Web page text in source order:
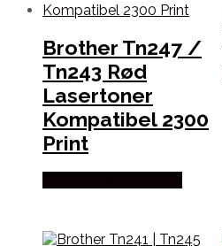
Brother Tn247 /
Tn243 Rød
Lasertoner
Kompatibel 2300
Print